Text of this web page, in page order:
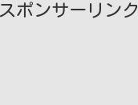
スポンサーリンク